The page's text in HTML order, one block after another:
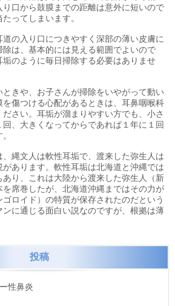
り口から鼓膜までの距離は意外に短いので
ってしまいます。
の入り口につきやすく深部の薄い皮膚に
は、基本的には見える範囲でよいので
のように毎日掃除する必要はありませ
きや、お子さんが掃除をいやがって動い
傷つける心配があるときは、耳鼻咽喉科
さい。耳垢が溜まりやすい方でも、小さ
、大きくなってからであれば１年に１回
縄文人は軟性耳垢で、渡来した弥生人は
あります。軟性耳垢は北海道と沖縄では
あり、これは大陸から渡来した弥生人（新
席巻したが、北海道沖縄まではその力が
ロイド）の特質が保存されたのだという
に通じる面白い説なのですが、根拠は薄
投稿
性鼻炎